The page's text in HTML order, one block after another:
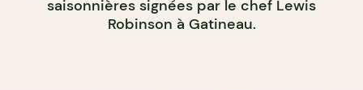
saisonnières signées par le chef Lewis
Robinson à Gatineau.